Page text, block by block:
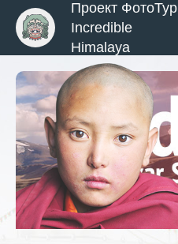
Проект ФотоТур
Incredible
Himalaya